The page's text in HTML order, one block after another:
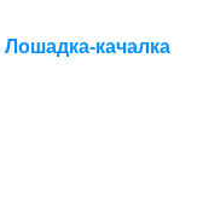
Лошадка-качалка